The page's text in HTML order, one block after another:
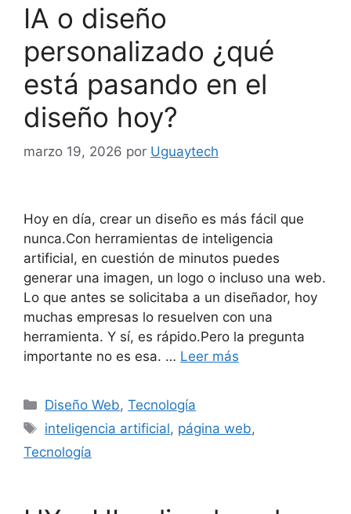
IA o diseño
personalizado ¿qué
está pasando en el
diseño hoy?
marzo 19, 2026 por Uguaytech
Hoy en día, crear un diseño es más fácil que
nunca.Con herramientas de inteligencia
artificial, en cuestión de minutos puedes
generar una imagen, un logo o incluso una web.
Lo que antes se solicitaba a un diseñador, hoy
muchas empresas lo resuelven con una
herramienta. Y sí, es rápido.Pero la pregunta
importante no es esa. … Leer más
Diseño Web,Tecnología
inteligencia artificial, página web,
Tecnología